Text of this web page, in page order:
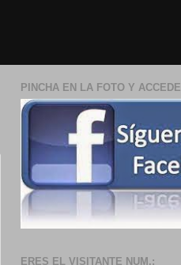
PINCHA EN LA FOTO Y ACCEDE
ERES EL VISITANTE NUM.: